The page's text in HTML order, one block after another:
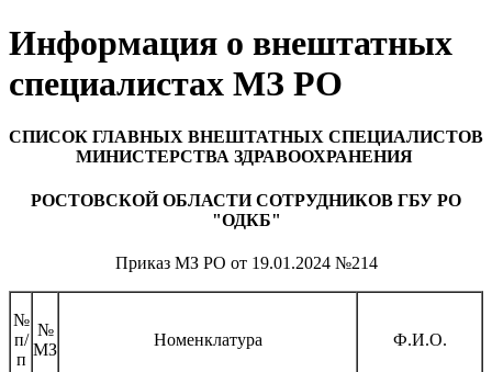
Информация о внештатных
специалистах МЗ РО
СПИСОК ГЛАВНЫХ ВНЕШТАТНЫХ СПЕЦИАЛИСТОВ
МИНИСТЕРСТВА ЗДРАВООХРАНЕНИЯ
РОСТОВСКОЙ ОБЛАСТИ СОТРУДНИКОВ ГБУ РО
"ОДКБ"
Приказ МЗ РО от 19.01.2024 №214
№
п/
п
№
МЗ
Номенклатура Ф.И.О.